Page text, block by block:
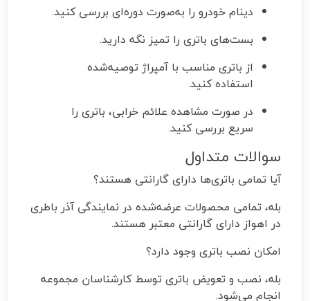
دینام خودرو را به‌صورت دوره‌ای بررسی کنید.
بست‌های باتری را تمیز نگه دارید.
از باتری مناسب با آمپراژ توصیه‌شده
استفاده کنید.
در صورت مشاهده علائم خرابی، باتری را
سریع بررسی کنید.
سوالات متداول
آیا تمامی باتری‌ها دارای گارانتی هستند؟
بله، تمامی محصولات عرضه‌شده در نمایندگی آذر باطری
در اهواز دارای گارانتی معتبر هستند.
امکان نصب باتری وجود دارد؟
بله، نصب و تعویض باتری توسط کارشناسان مجموعه
انجام می‌شود.